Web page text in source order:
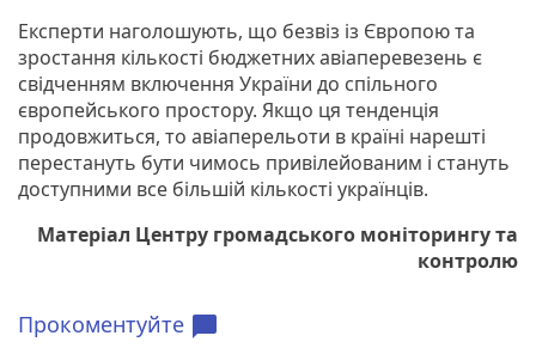
Експерти наголошують, що безвіз із Європою та
зростання кількості бюджетних авіаперевезень є
свідченням включення України до спільного
європейського простору. Якщо ця тенденція
продовжиться, то авіаперельоти в країні нарешті
перестануть бути чимось привілейованим і стануть
доступними все більшій кількості українців.
Матеріал Центру громадського моніторингу та
контролю
Прокоментуйте chat_bubble